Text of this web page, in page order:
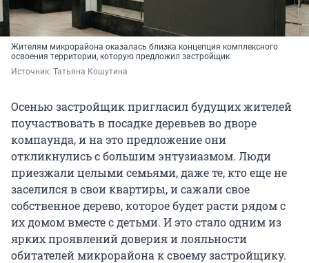
Жителям микрорайона оказалась близка концепция комплексного
освоения территории, которую предложил застройщик
Источник: Татьяна Кошутина
Осенью застройщик пригласил будущих жителей
поучаствовать в посадке деревьев во дворе
компаунда, и на это предложение они
откликнулись с большим энтузиазмом. Люди
приезжали целыми семьями, даже те, кто еще не
заселился в свои квартиры, и сажали свое
собственное дерево, которое будет расти рядом с
их домом вместе с детьми. И это стало одним из
ярких проявлений доверия и лояльности
обитателей микрорайона к своему застройщику.